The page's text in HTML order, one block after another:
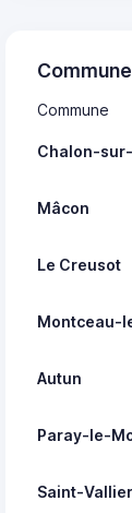
Commune
Chalon-
Mâcon
Le Creusot
Montceau-
Autun
Paray-le-
Saint-Vallier